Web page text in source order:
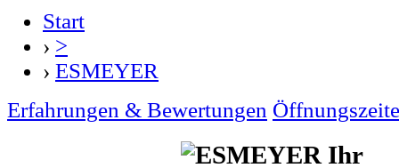
Start
› >
› ESMEYER
Erfahrungen & Bewertungen